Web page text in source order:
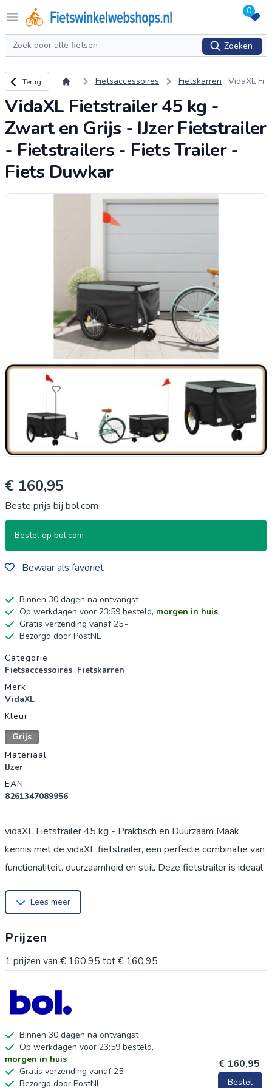
Open menu
Logo Fietswinkelwebshops.nl 0
Zoeken
Zoeken
Terug naar overzicht
Terug Fietsaccessoires Fietskarren
VidaXL Fi
rijs - IJzer
r - Fietstr
r - Fi...
VidaXL Fietstrailer 45 kg -
Zwart en Grijs - IJzer Fietstrailer
- Fietstrailers - Fiets Trailer -
Fiets Duwkar
€ 160,95
Beste prijs bij bol.com
Bestel op bol.com
Bewaar als favoriet
Binnen 30 dagen na ontvangst
Op werkdagen voor 23:59 besteld, morgen in huis
Gratis verzending vanaf 25,-
Bezorgd door PostNL
Productgegevens
Categorie
Fietsaccessoires Fietskarren
Merk
VidaXL
Kleur
Grijs
Materiaal
IJzer
EAN
8261347089956
vidaXL Fietstrailer 45 kg - Praktisch en Duurzaam Maak
kennis met de vidaXL fietstrailer, een perfecte combinatie van
functionaliteit, duurzaamheid en stijl. Deze fietstrailer is ideaal
items, en is een onmisbare metgezel voor jouw dagelijkse
Stevig materiaal: Gemaakt van hoogwaardig ijzer, oxfordstof
en PE (polyetheen) voor maximale sterkte en duurzaamheid.
de laadruimte voldoende plek voor je spullen.
Hoge draagcapaciteit: Een draagvermogen van maar liefst 45
kg, geschikt voor diverse transportbehoeften.
Veiligheid: Voorzien van een opvallende veiligheidsvlag en
stevige 38 cm wielen voor stabiel en veilig vervoer.
Lees meer
Prijzen
1 prijzen van € 160,95 tot€ 160,95
Binnen 30 dagen na ontvangst
Op werkdagen voor 23:59 besteld,
morgen in huis
Gratis verzending vanaf 25,-
Bezorgd door PostNL
€ 160,95
Bestel